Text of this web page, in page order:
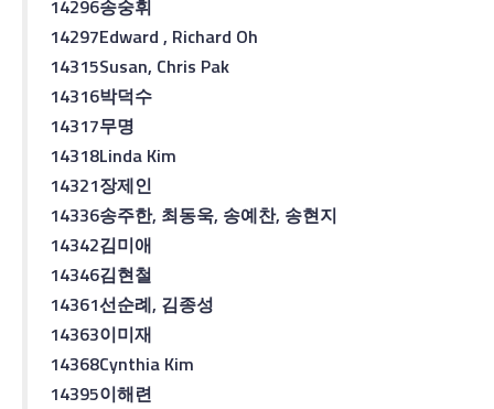
14296송숭휘
14297Edward , Richard Oh
14315Susan, Chris Pak
14316박덕수
14317무명
14318Linda Kim
14321장제인
14336송주한, 최동욱, 송예찬, 송현지
14342김미애
14346김현철
14361선순례, 김종성
14363이미재
14368Cynthia Kim
14395이해련